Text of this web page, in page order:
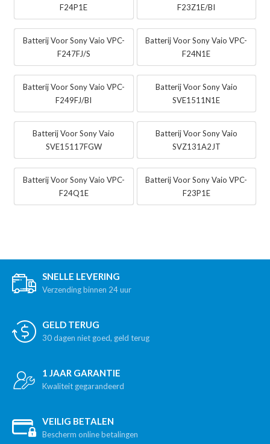
F24P1E
F23Z1E/BI
Batterij Voor Sony Vaio VPC-
F247FJ/S
Batterij Voor Sony Vaio VPC-
F24N1E
Batterij Voor Sony Vaio VPC-
F249FJ/BI
Batterij Voor Sony Vaio
SVE1511N1E
Batterij Voor Sony Vaio
SVE15117FGW
Batterij Voor Sony Vaio
SVZ131A2JT
Batterij Voor Sony Vaio VPC-
F24Q1E
Batterij Voor Sony Vaio VPC-
F23P1E
SNELLE LEVERING
Verzending binnen 24 uur
GELD TERUG
30 dagen niet goed, geld terug
1 JAAR GARANTIE
Kwaliteit gegarandeerd
VEILIG BETALEN
Bescherm online betalingen